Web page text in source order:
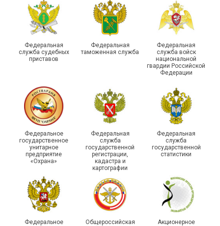
Единство традиций и сила
организаций ГУФСИН
России по Пермскому
краю приняли участие в
туристическом слете
215-й юбилей
государственной
статистики отметили в
Республике Саха (Якутия)
Храбрым детям – добрые
подарки
Федеральная
служба судебных
приставов
Федеральная
таможенная служба
Федеральная
служба войск
национальной
гвардии Российской
Федерации
Федеральное
государственное
унитарное
предприятие
«Охрана»
Федеральная
служба
государственной
регистрации,
кадастра и
картографии
Федеральная
служба
государственной
статистики
Федеральное
Общероссийская
Акционерное